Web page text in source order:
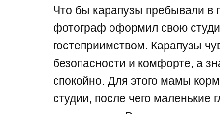
Что бы карапузы пребывали в
фотограф оформил свою
гостеприимством. Карапузы
безопасности и комфорте, а
спокойно. Для этого мамы
студии, после чего маленькие